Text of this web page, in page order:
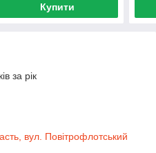
Купити
за рік
вул. Повітрофлотський